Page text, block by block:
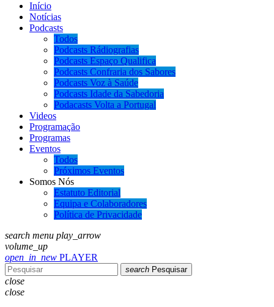
Início
Notícias
Podcasts
Todos
Podcasts Rádiografias
Podcasts Espaço Qualifica
Podcasts Confraria dos Sabores
Podcasts Voz à Saúde
Podcasts Idade da Sabedoria
Podacasts Volta a Portugal
Videos
Programação
Programas
Eventos
Todos
Próximos Eventos
Somos Nós
Estatuto Editorial
Equipa e Colaboradores
Política de Privacidade
search menu play_arrow
volume_up
open_in_new PLAYER
search Pesquisar
close
close